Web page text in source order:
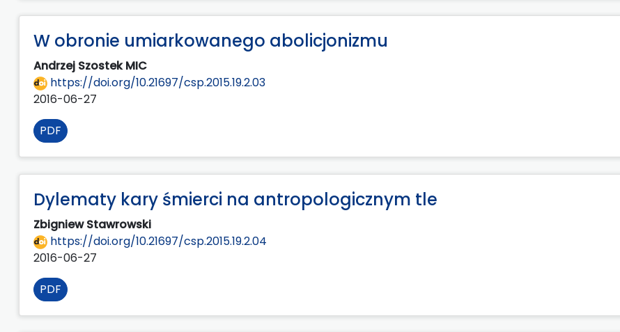
W obronie umiarkowanego abolicjonizmu
Andrzej Szostek MIC
https://doi.org/10.21697/csp.2015.19.2.03
2016-06-27
PDF
Dylematy kary śmierci na antropologicznym tle
Zbigniew Stawrowski
https://doi.org/10.21697/csp.2015.19.2.04
2016-06-27
PDF